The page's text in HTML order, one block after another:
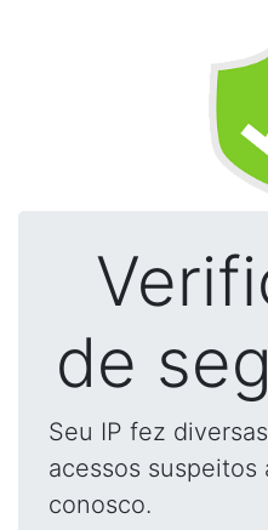
de
Seu IP fez
acessos suspeitos
conosco.